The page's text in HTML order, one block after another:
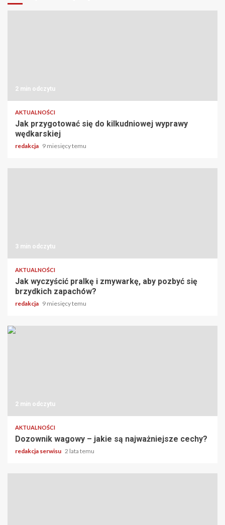
2 min odczytu
AKTUALNOŚCI
Jak przygotować się do kilkudniowej wyprawy
wędkarskiej
redakcja 9 miesięcy temu
3 min odczytu
AKTUALNOŚCI
Jak wyczyścić pralkę i zmywarkę, aby pozbyć się
brzydkich zapachów?
redakcja 9 miesięcy temu
2 min odczytu
AKTUALNOŚCI
Dozownik wagowy – jakie są najważniejsze cechy?
redakcja serwisu 2 lata temu